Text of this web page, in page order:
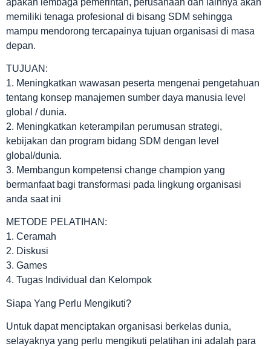
memiliki tenaga profesional di bisang SDM sehingga
mampu mendorong tercapainya tujuan organisasi di masa
depan.
TUJUAN:
1. Meningkatkan wawasan peserta mengenai pengetahuan
tentang konsep manajemen sumber daya manusia level
global / dunia.
2. Meningkatkan keterampilan perumusan strategi,
kebijakan dan program bidang SDM dengan level
global/dunia.
3. Membangun kompetensi change champion yang
bermanfaat bagi transformasi pada lingkung organisasi
anda saat ini
METODE PELATIHAN:
1. Ceramah
2. Diskusi
3. Games
4. Tugas Individual dan Kelompok
Siapa Yang Perlu Mengikuti?
Untuk dapat menciptakan organisasi berkelas dunia,
selayaknya yang perlu mengikuti pelatihan ini adalah para